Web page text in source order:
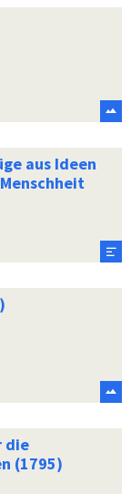
aus Ideen
die
(1795)